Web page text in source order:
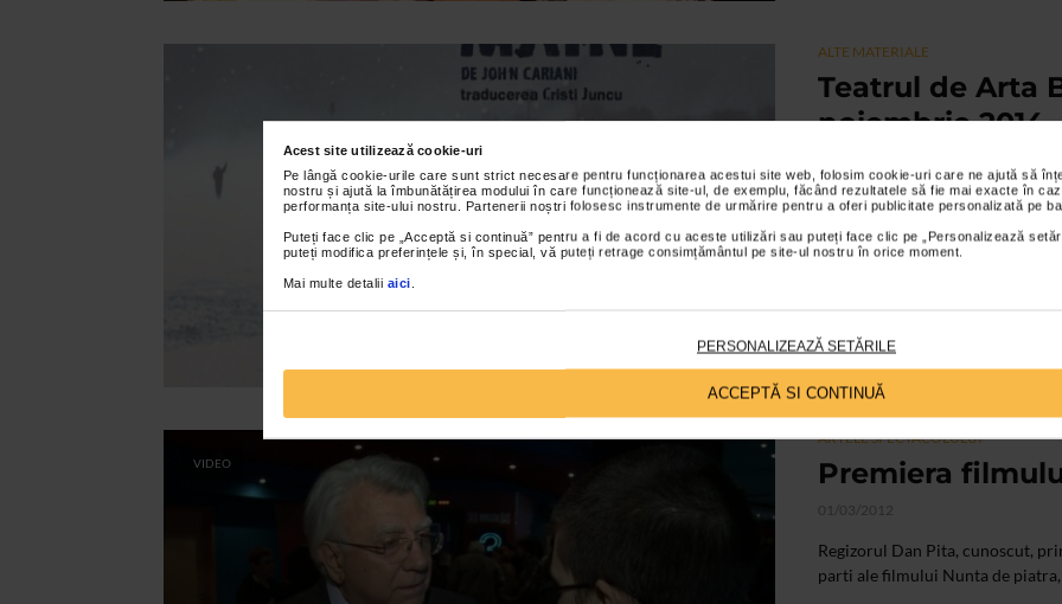
Acest site utilizează cookie-uri
Pe lângă cookie-urile care sunt strict necesare pentru funcționarea acestui site web, folosim cookie-uri care ne ajută să
nostru și ajută la îmbunătățirea modului în care funcționează site-ul, de exemplu, făcând rezultatele să fie mai exacte în
performanța site-ului nostru. Partenerii noștri folosesc instrumente de urmărire pentru a oferi publicitate personalizată pe
Puteți face clic pe „Acceptă si continuă” pentru a fi de acord cu aceste utilizări sau puteți face clic pe „Personalizează
puteți modifica preferințele și, în special, vă puteți retrage consimțământul pe site-ul nostru în orice moment.
Mai multe detalii aici
PERSONALIZEAZĂ SETĂRILE
ACCEPTĂ SI CONTINUĂ
ALTE MATERIALE
Teatrul de Arta
noiembrie
„APROAPE
19/11/2014
In miezul unei nopti de iarna
aproape mitica, care „aproape
VIDEO
ARTELE SPECTACOLULUI
Premiera
01/03/2012
Regizorul Dan Pita, cunoscut,
parti ale filmului Nunta de